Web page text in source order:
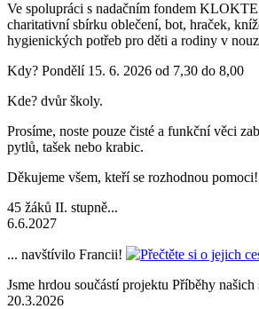
Ve spolupráci s nadačním fondem
charitativní sbírku oblečení, bot, hraček,
hygienických potřeb pro děti a rodiny v
Kdy? Pondělí 15. 6. 2026 od 7,30 do 8,00
Kde? dvůr školy.
Prosíme, noste pouze čisté a funkční věci
pytlů, tašek nebo krabic.
Děkujeme všem, kteří se rozhodnou pomoci!
45 žáků II. stupně...
6.6.2027
... navštívilo Francii! Přečtěte si o jejich
Jsme hrdou součástí projektu Příběhy našich
20.3.2026